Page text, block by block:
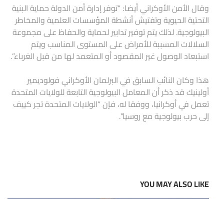
وقال الأمن الأوكراني أيضا: “توفر إدارة أمن الدولة حماية البنية
التحتية الحيوية وتفتيش أنشطة المؤسسات العلمية والمخاطر
البيولوجية. لذلك يتم توفير تدابير لحماية والحفاظ على مجموعة
السلالات المسببة للأمراض على المستوى المناسب ويتم
استبعاد الوصول غير المقصود أو المتعمد لها من قبل الغرباء”.
هذا وكان النائب السابق في البرلمان الأوكراني فولوديمير
أولينيك قد ذكر أن المعامل البيولوجية التابعة للولايات المتحدة
تعمل في أوكرانيا، ووفقا له، فإن “الولايات المتحدة تجر كييف
إلى حرب بيولوجية مع روسيا”.
YOU MAY ALSO LIKE